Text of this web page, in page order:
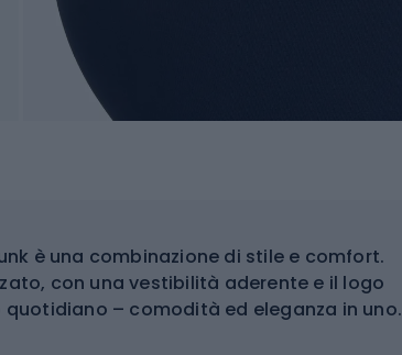
è una combinazione di stile e comfort.
con una vestibilità aderente e il logo
– comodità ed eleganza in uno.